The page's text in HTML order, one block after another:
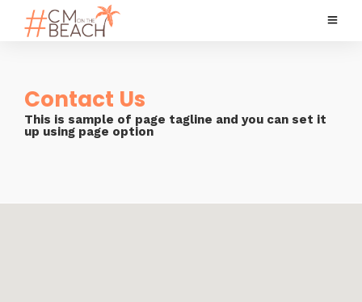
Contact Us
This is sample of page tagline and you can set it
up using page option